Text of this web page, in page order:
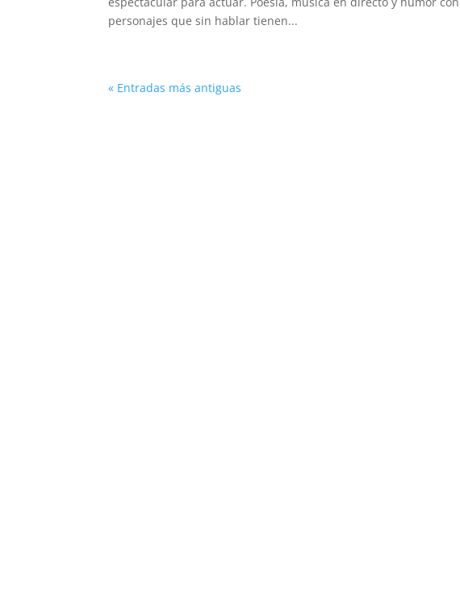
personajes que sin hablar tienen...
« Entradas más antiguas